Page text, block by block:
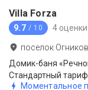
Villa Forza
9.7 / 10 4 оценки
поселок
Домик-баня
Стандартный тариф
Моментальное